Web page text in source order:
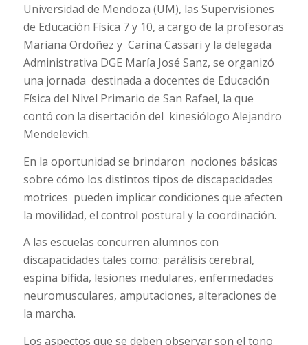
Universidad de Mendoza (UM), las Supervisiones
de Educación Física 7 y 10, a cargo de la profesoras
Mariana Ordoñez y Carina Cassari y la delegada
Administrativa DGE María José Sanz, se organizó
una jornada destinada a docentes de Educación
Física del Nivel Primario de San Rafael, la que
contó con la disertación del kinesiólogo Alejandro
Mendelevich.
En la oportunidad se brindaron nociones básicas
sobre cómo los distintos tipos de discapacidades
motrices pueden implicar condiciones que afecten
la movilidad, el control postural y la coordinación.
A las escuelas concurren alumnos con
discapacidades tales como: parálisis cerebral,
espina bífida, lesiones medulares, enfermedades
neuromusculares, amputaciones, alteraciones de
la marcha.
Los aspectos que se deben observar son el tono